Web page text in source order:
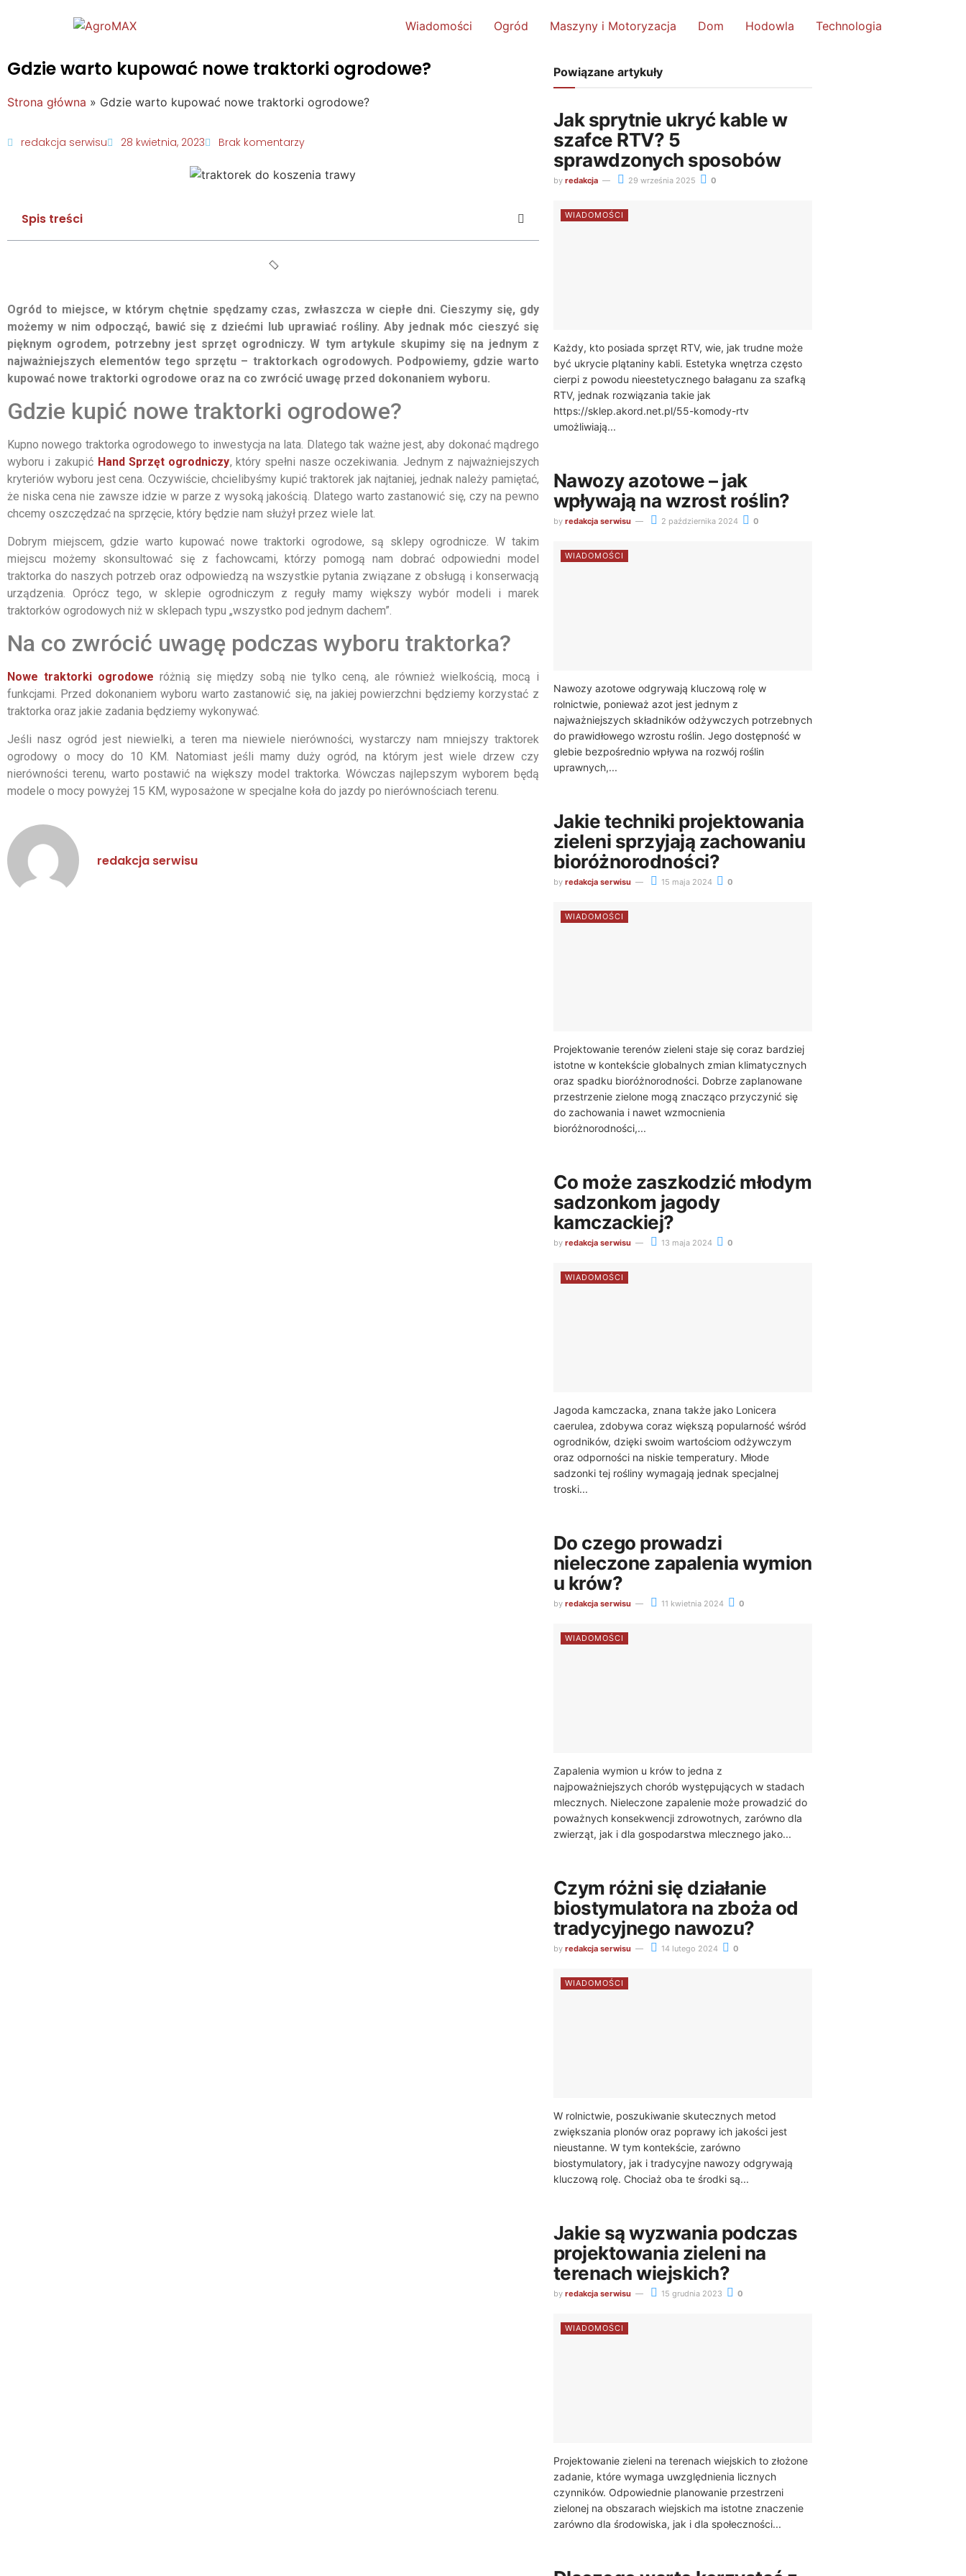
Wiadomości Ogród Maszyny i Motoryzacja Dom Hodowla Technologia
Gdzie warto kupować nowe traktorki ogrodowe?
Strona główna » Gdzie warto kupować nowe traktorki ogrodowe?
redakcja serwisu 28 kwietnia, 2023 Brak komentarzy
Spis treści
Ogród to miejsce, w którym chętnie spędzamy czas, zwłaszcza w ciepłe dni. Cieszymy się, gdy
możemy w nim odpocząć, bawić się z dziećmi lub uprawiać rośliny. Aby jednak móc cieszyć się
pięknym ogrodem, potrzebny jest sprzęt ogrodniczy. W tym artykule skupimy się na jednym z
najważniejszych elementów tego sprzętu – traktorkach ogrodowych. Podpowiemy, gdzie warto
kupować nowe traktorki ogrodowe oraz na co zwrócić uwagę przed dokonaniem wyboru.
Gdzie kupić nowe traktorki ogrodowe?
Kupno nowego traktorka ogrodowego to inwestycja na lata. Dlatego tak ważne jest, aby dokonać mądrego
wyboru i zakupić Hand Sprzęt ogrodniczy, który spełni nasze oczekiwania. Jednym z najważniejszych
kryteriów wyboru jest cena. Oczywiście, chcielibyśmy kupić traktorek jak najtaniej, jednak należy pamiętać,
że niska cena nie zawsze idzie w parze z wysoką jakością. Dlatego warto zastanowić się, czy na pewno
chcemy oszczędzać na sprzęcie, który będzie nam służył przez wiele lat.
Dobrym miejscem, gdzie warto kupować nowe traktorki ogrodowe, są sklepy ogrodnicze. W takim
miejscu możemy skonsultować się z fachowcami, którzy pomogą nam dobrać odpowiedni model
traktorka do naszych potrzeb oraz odpowiedzą na wszystkie pytania związane z obsługą i konserwacją
urządzenia. Oprócz tego, w sklepie ogrodniczym z reguły mamy większy wybór modeli i marek
traktorków ogrodowych niż w sklepach typu „wszystko pod jednym dachem”.
Na co zwrócić uwagę podczas wyboru traktorka?
Nowe traktorki ogrodowe różnią się między sobą nie tylko ceną, ale również wielkością, mocą i
funkcjami. Przed dokonaniem wyboru warto zastanowić się, na jakiej powierzchni będziemy korzystać z
traktorka oraz jakie zadania będziemy wykonywać.
Jeśli nasz ogród jest niewielki, a teren ma niewiele nierówności, wystarczy nam mniejszy traktorek
ogrodowy o mocy do 10 KM. Natomiast jeśli mamy duży ogród, na którym jest wiele drzew czy
nierówności terenu, warto postawić na większy model traktorka. Wówczas najlepszym wyborem będą
modele o mocy powyżej 15 KM, wyposażone w specjalne koła do jazdy po nierównościach terenu.
redakcja serwisu
Powiązane artykuły
Jak sprytnie ukryć kable w
szafce RTV? 5
sprawdzonych sposobów
by redakcja 29 września 2025 0
WIADOMOŚCI
Każdy, kto posiada sprzęt RTV, wie, jak trudne może
być ukrycie plątaniny kabli. Estetyka wnętrza często
cierpi z powodu nieestetycznego bałaganu za szafką
RTV, jednak rozwiązania takie jak
https://sklep.akord.net.pl/55-komody-rtv
umożliwiają...
Nawozy azotowe – jak
wpływają na wzrost roślin?
by redakcja serwisu 2 października 2024 0
WIADOMOŚCI
Nawozy azotowe odgrywają kluczową rolę w
rolnictwie, ponieważ azot jest jednym z
najważniejszych składników odżywczych potrzebnych
do prawidłowego wzrostu roślin. Jego dostępność w
glebie bezpośrednio wpływa na rozwój roślin
uprawnych,...
Jakie techniki projektowania
zieleni sprzyjają zachowaniu
bioróżnorodności?
by redakcja serwisu 15 maja 2024 0
WIADOMOŚCI
Projektowanie terenów zieleni staje się coraz bardziej
istotne w kontekście globalnych zmian klimatycznych
oraz spadku bioróżnorodności. Dobrze zaplanowane
przestrzenie zielone mogą znacząco przyczynić się
do zachowania i nawet wzmocnienia
bioróżnorodności,...
Co może zaszkodzić młodym
sadzonkom jagody
kamczackiej?
by redakcja serwisu 13 maja 2024 0
WIADOMOŚCI
Jagoda kamczacka, znana także jako Lonicera
caerulea, zdobywa coraz większą popularność wśród
ogrodników, dzięki swoim wartościom odżywczym
oraz odporności na niskie temperatury. Młode
sadzonki tej rośliny wymagają jednak specjalnej
troski...
Do czego prowadzi
nieleczone zapalenia wymion
u krów?
by redakcja serwisu 11 kwietnia 2024 0
WIADOMOŚCI
Zapalenia wymion u krów to jedna z
najpoważniejszych chorób występujących w stadach
mlecznych. Nieleczone zapalenie może prowadzić do
poważnych konsekwencji zdrowotnych, zarówno dla
zwierząt, jak i dla gospodarstwa mlecznego jako...
Czym różni się działanie
biostymulatora na zboża od
tradycyjnego nawozu?
by redakcja serwisu 14 lutego 2024 0
WIADOMOŚCI
W rolnictwie, poszukiwanie skutecznych metod
zwiększania plonów oraz poprawy ich jakości jest
nieustanne. W tym kontekście, zarówno
biostymulatory, jak i tradycyjne nawozy odgrywają
kluczową rolę. Chociaż oba te środki są...
Jakie są wyzwania podczas
projektowania zieleni na
terenach wiejskich?
by redakcja serwisu 15 grudnia 2023 0
WIADOMOŚCI
Projektowanie zieleni na terenach wiejskich to złożone
zadanie, które wymaga uwzględnienia licznych
czynników. Odpowiednie planowanie przestrzeni
zielonej na obszarach wiejskich ma istotne znaczenie
zarówno dla środowiska, jak i dla społeczności...